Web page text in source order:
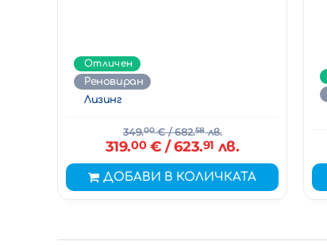
Отличен
Реновиран
Лизинг
349.00€/ 682.58лв.
319.00€ / 623.91 лв.
ДОБАВИ В КОЛИЧКАТА